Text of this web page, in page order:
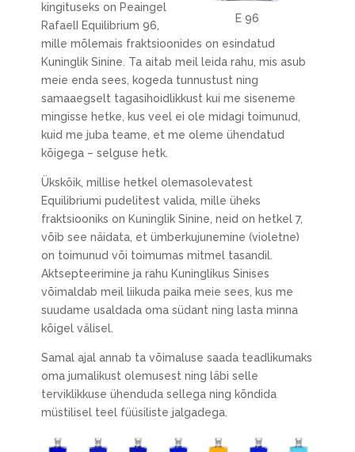
E 96
kingituseks on Peaingel
RafaelI Equilibrium 96,
mille mõlemais fraktsioonides on esindatud
Kuninglik Sinine. Ta aitab meil leida rahu, mis asub
meie enda sees, kogeda tunnustust ning
samaaegselt tagasihoidlikkust kui me siseneme
mingisse hetke, kus veel ei ole midagi toimunud,
kuid me juba teame, et me oleme ühendatud
kõigega – selguse hetk.
Ükskõik, millise hetkel olemasolevatest
Equilibriumi pudelitest valida, mille üheks
fraktsiooniks on Kuninglik Sinine, neid on hetkel 7,
võib see näidata, et ümberkujunemine (violetne)
on toimunud või toimumas mitmel tasandil.
Aktsepteerimine ja rahu Kuninglikus Sinises
võimaldab meil liikuda paika meie sees, kus me
suudame usaldada oma südant ning lasta minna
kõigel välisel.
Samal ajal annab ta võimaluse saada teadlikumaks
oma jumalikust olemusest ning läbi selle
terviklikkuse ühenduda sellega ning kõndida
müstilisel teel füüsiliste jalgadega.